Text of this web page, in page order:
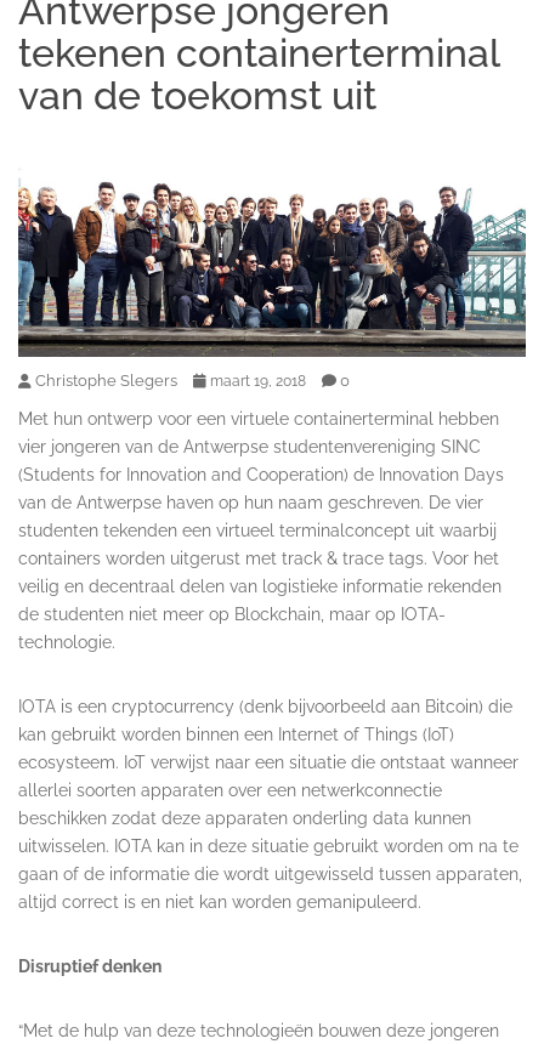
Antwerpse jongeren
tekenen containerterminal
van de toekomst uit
Christophe Slegers maart 19, 2018 0
Met hun ontwerp voor een virtuele containerterminal hebben
vier jongeren van de Antwerpse studentenvereniging SINC
(Students for Innovation and Cooperation) de Innovation Days
van de Antwerpse haven op hun naam geschreven. De vier
studenten tekenden een virtueel terminalconcept uit waarbij
containers worden uitgerust met track & trace tags. Voor het
veilig en decentraal delen van logistieke informatie rekenden
de studenten niet meer op Blockchain, maar op IOTA-
technologie.
IOTA is een cryptocurrency (denk bijvoorbeeld aan Bitcoin) die
kan gebruikt worden binnen een Internet of Things (IoT)
ecosysteem. IoT verwijst naar een situatie die ontstaat wanneer
allerlei soorten apparaten over een netwerkconnectie
beschikken zodat deze apparaten onderling data kunnen
uitwisselen. IOTA kan in deze situatie gebruikt worden om na te
gaan of de informatie die wordt uitgewisseld tussen apparaten,
altijd correct is en niet kan worden gemanipuleerd.
Disruptief denken
“Met de hulp van deze technologieën bouwen deze jongeren